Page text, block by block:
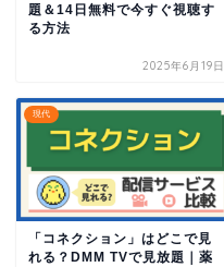
題＆14日無料で今すぐ視聴す
る方法
2025年6月19日
現代
「コネクション」はどこで見
れる？DMM TVで見放題｜薬